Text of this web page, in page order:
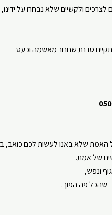
ולקשיים שלא נבחרו על
שלא באנו לעשות לכם כואב,
של אמת.
ונפש,
שהכל פה הפוך.